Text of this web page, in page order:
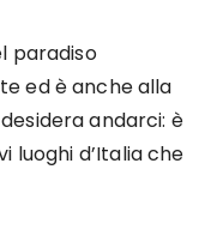
paradiso
ed è anche alla
andarci: è
luoghi d’Italia che